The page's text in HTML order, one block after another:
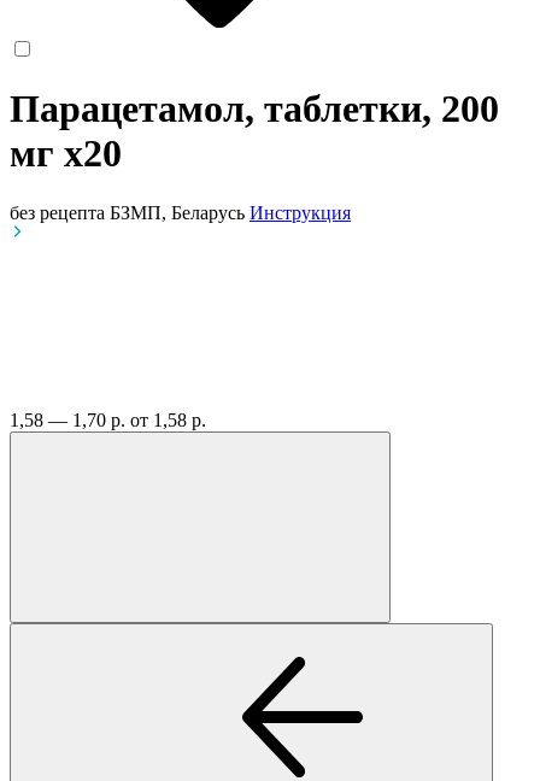
Парацетамол, таблетки, 200
мг x20
без рецепта БЗМП, Беларусь Инструкция
1,58 — 1,70 р. от 1,58 р.